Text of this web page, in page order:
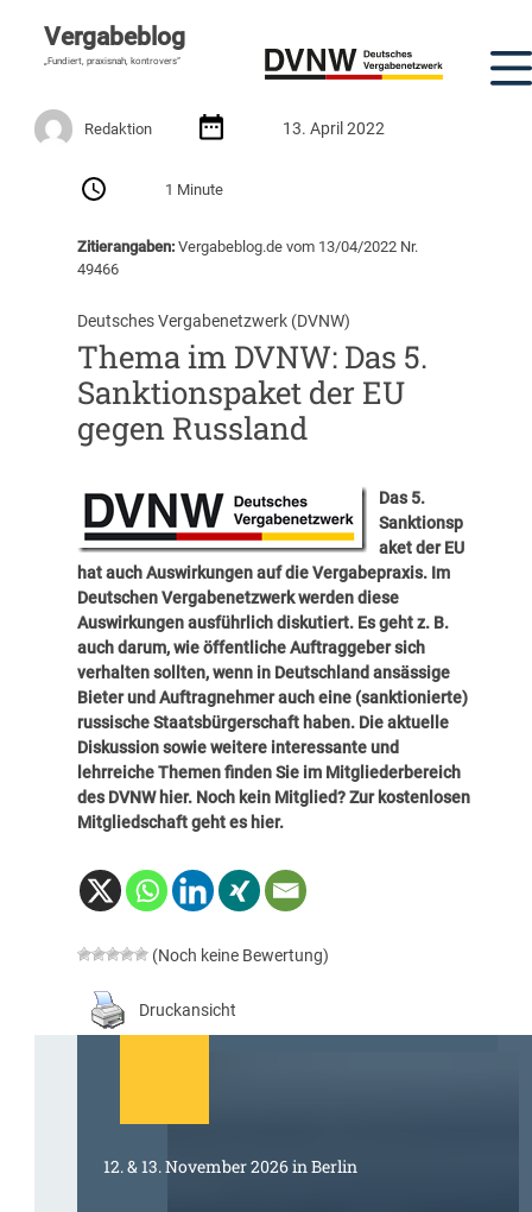
Vergabeblog
„Fundiert, praxisnah, kontrovers“
Redaktion 13. April 2022
1 Minute
Zitierangaben:Vergabeblog.de vom 13/04/2022 Nr.
49466
Deutsches Vergabenetzwerk (DVNW)
Thema im DVNW: Das 5.
Sanktionspaket der EU
gegen Russland
Das 5.
Sanktionsp
aket der EU
hat auch Auswirkungen auf die Vergabepraxis. Im
Deutschen Vergabenetzwerk werden diese
Auswirkungen ausführlich diskutiert. Es geht z. B.
auch darum, wie öffentliche Auftraggeber sich
verhalten sollten, wenn in Deutschland ansässige
Bieter und Auftragnehmer auch eine (sanktionierte)
russische Staatsbürgerschaft haben. Die aktuelle
Diskussion sowie weitere interessante und
lehrreiche Themen finden Sie im Mitgliederbereich
des DVNW hier.Noch kein Mitglied? Zur kostenlosen
Mitgliedschaft geht es hier.
(Noch keine Bewertung)
Druckansicht
12. & 13. November 2026 in Berlin